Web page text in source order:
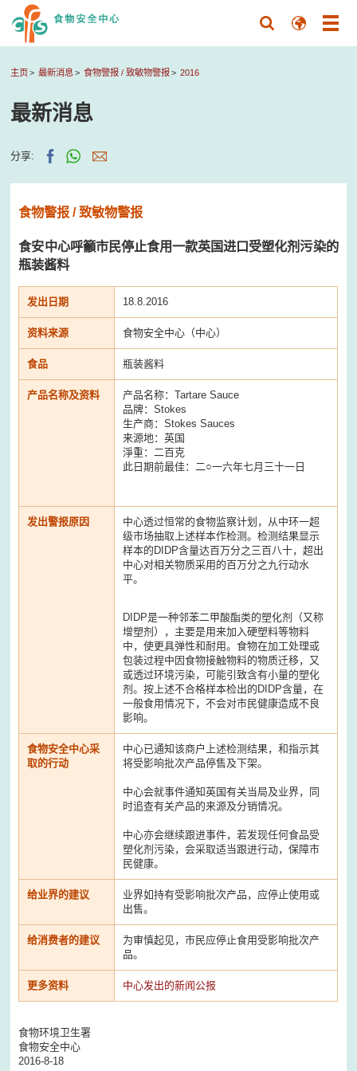
主页 最新消息 食物警报 / 致敏物警报 2016
最新消息
分享:
食物警报 / 致敏物警报
食安中心呼籲市民停止食用一款英国进口受塑化剂污染的
瓶装酱料
发出日期 18.8.2016
资料来源 食物安全中心（中心）
食品 瓶装酱料
产品名称及资料
产品名称：Tartare Sauce
品牌：Stokes
生产商：Stokes Sauces
来源地：英国
淨重：二百克
此日期前最佳：二○一六年七月三十一日
发出警报原因
中心透过恒常的食物监察计划，从中环一超
级市场抽取上述样本作检测。检测结果显示
样本的DIDP含量达百万分之三百八十，超出
中心对相关物质采用的百万分之九行动水
平。
DIDP是一种邻苯二甲酸酯类的塑化剂（又称
增塑剂），主要是用来加入硬塑料等物料
中，使更具弹性和耐用。食物在加工处理或
包装过程中因食物接触物料的物质迁移，又
或透过环境污染，可能引致含有小量的塑化
剂。按上述不合格样本检出的DIDP含量，在
一般食用情况下，不会对市民健康造成不良
影响。
食物安全中心采
取的行动
中心已通知该商户上述检测结果，和指示其
将受影响批次产品停售及下架。
中心会就事件通知英国有关当局及业界，同
时追查有关产品的来源及分销情况。
中心亦会继续跟进事件，若发现任何食品受
塑化剂污染，会采取适当跟进行动，保障市
民健康。
给业界的建议
业界如持有受影响批次产品，应停止使用或
出售。
给消费者的建议
为审慎起见，市民应停止食用受影响批次产
品。
更多资料 中心发出的新闻公报
食物环境卫生署
食物安全中心
2016-8-18